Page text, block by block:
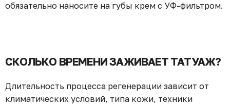
обязательно наносите на губы крем с УФ-фильтром.
СКОЛЬКО ВРЕМЕНИ ЗАЖИВАЕТ ТАТУАЖ?
Длительность процесса регенерации зависит от
климатических условий, типа кожи, техники